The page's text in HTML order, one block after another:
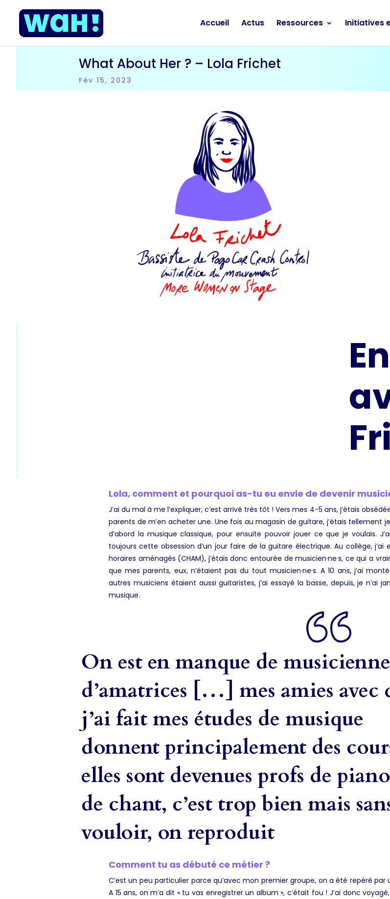
Accueil Actus Ressources Initiatives
What About Her ? – Lola Frichet
Fév 15, 2023
Lola, comment et pourquoi as-tu eu envie de devenir
J’ai du mal à me l’expliquer, c’est arrivé très tôt ! Vers mes 4-5 ans, j’étais
parents de m’en acheter une. Une fois au magasin de guitare, j’étais tellement
d’abord la musique classique, pour ensuite pouvoir jouer ce que je voulais.
toujours cette obsession d’un jour faire de la guitare électrique. Au collège,
horaires aménagés (CHAM), j’étais donc entourée de musicien·ne·s, ce qui a
que mes parents, eux, n’étaient pas du tout musicien·ne·s. A 10 ans, j’ai
autres musiciens étaient aussi guitaristes, j’ai essayé la basse, depuis, je n’ai
musique.
On est en manque de
d’amatrices […] mes amies avec
j’ai fait mes études de musique
donnent principalement des
elles sont devenues profs de
de chant, c’est trop bien mais
vouloir, on reproduit
Comment tu as débuté ce métier ?
C’est un peu particulier parce qu’avec mon premier groupe, on a été repéré par
A 15 ans, on m’a dit « tu vas enregistrer un album », c’était fou ! J’ai donc